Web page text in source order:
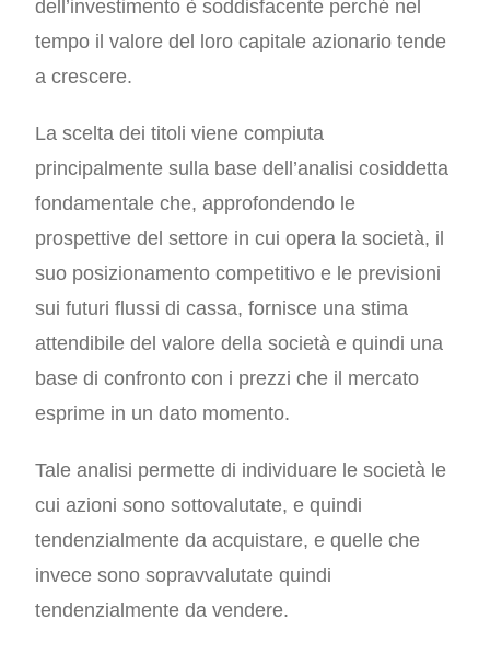
dell’investimento è soddisfacente perché nel
tempo il valore del loro capitale azionario tende
a crescere.
La scelta dei titoli viene compiuta
principalmente sulla base dell’analisi cosiddetta
fondamentale che, approfondendo le
prospettive del settore in cui opera la società, il
suo posizionamento competitivo e le previsioni
sui futuri flussi di cassa, fornisce una stima
attendibile del valore della società e quindi una
base di confronto con i prezzi che il mercato
esprime in un dato momento.
Tale analisi permette di individuare le società le
cui azioni sono sottovalutate, e quindi
tendenzialmente da acquistare, e quelle che
invece sono sopravvalutate quindi
tendenzialmente da vendere.